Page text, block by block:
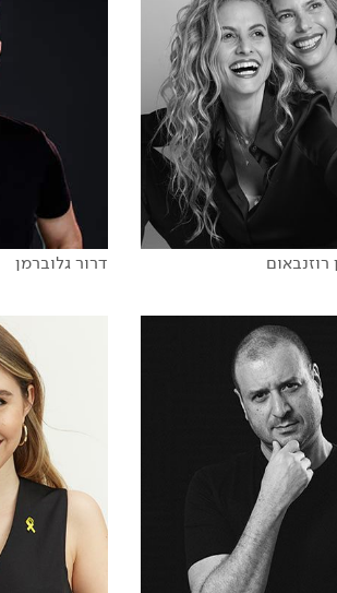
סטרואידים
רוזנבאום
הצצה
הסודות
מדוע
הקרב על
דרור גלוברמן
THE
Think Z